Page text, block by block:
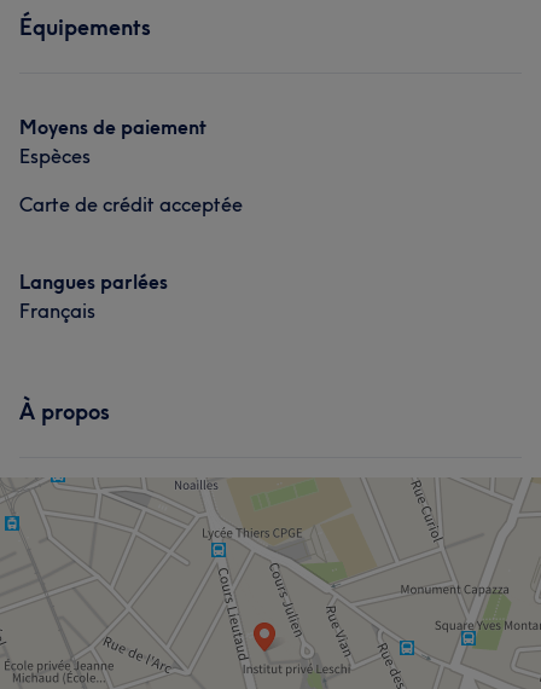
Équipements
Moyens de paiement
Espèces
Carte de crédit acceptée
Langues parlées
Français
À propos